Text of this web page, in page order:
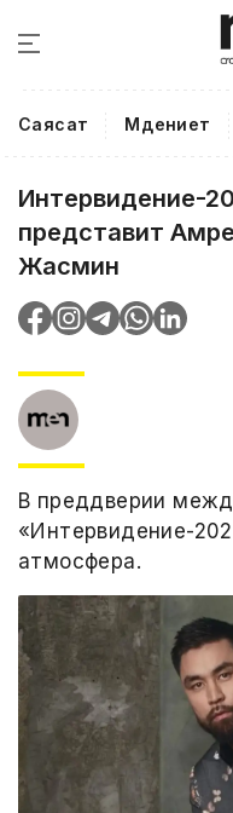
Саясат Мәдениет
Интервидение-
представит
Жасмин
В преддверии
«Интервидение-
атмосфера.